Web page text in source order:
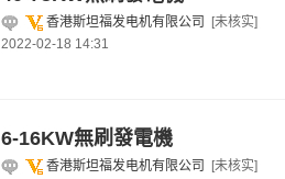
香港斯坦福发电机有限公司
[未核实]
2022-02-18 14:31
6-16KW無刷發電機
香港斯坦福发电机有限公司
[未核实]